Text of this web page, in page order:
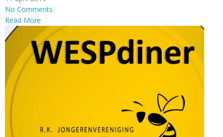
No Comments
Read More